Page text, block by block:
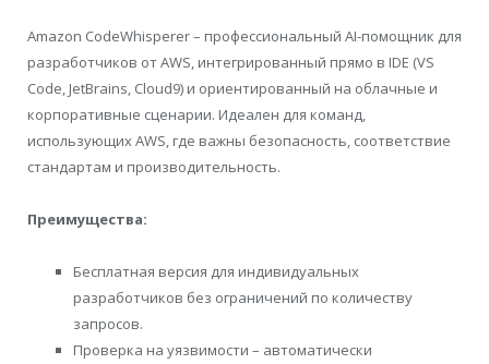
Amazon CodeWhisperer – профессиональный AI-помощник для
разработчиков от AWS, интегрированный прямо в IDE (VS
Code, JetBrains, Cloud9) и ориентированный на облачные и
корпоративные сценарии. Идеален для команд,
использующих AWS, где важны безопасность, соответствие
стандартам и производительность.
Преимущества:
Бесплатная версия для индивидуальных
разработчиков без ограничений по количеству
запросов.
Проверка на уязвимости – автоматически